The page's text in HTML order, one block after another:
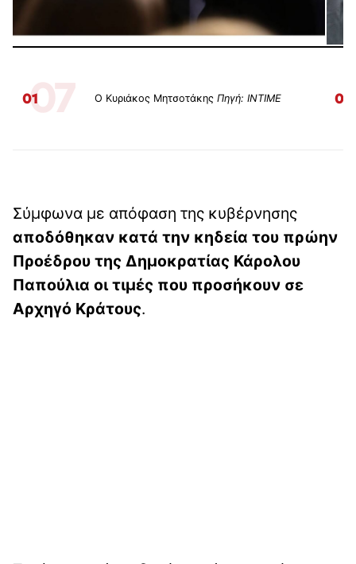
0107 Ο Κυριάκος ΜητσοτάκηςΠηγή: ΙΝΤΙΜΕ 02
Σύμφωνα με απόφαση της κυβέρνησης
αποδόθηκαν κατά την κηδεία του πρώην
Προέδρου της Δημοκρατίας Κάρολου
Παπούλια οι τιμές που προσήκουν σε
Αρχηγό Κράτους.